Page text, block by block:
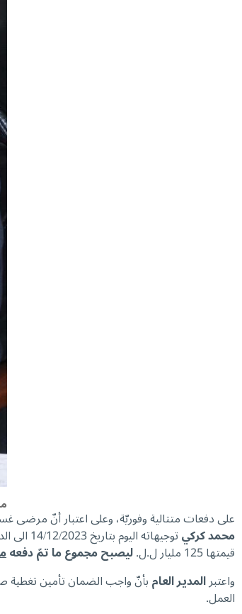
على دفعات متتالية وفوريّة، وعلى اعتبار أنّ مرضى
محمد كركيتوجيهاته اليوم بتاريخ 14/12/2023 الى الدوائر المالية المختصّة لتحويل مبلغ
قيمتها 125 مليار ل.ل. ليصبح مجموع ما تمّ دفعه
واعتبرالمدير العام
العمل.